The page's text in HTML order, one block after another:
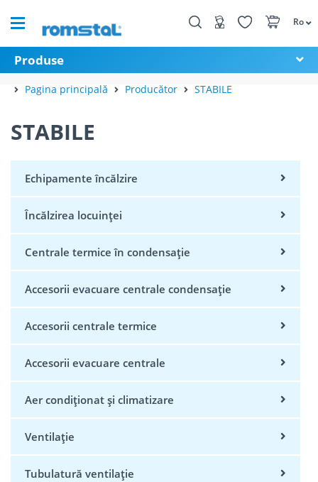
Ro
Produse
Pagina principală Producător STABILE
STABILE
Echipamente încălzire
Încălzirea locuinței
Centrale termice în condensație
Accesorii evacuare centrale condensație
Accesorii centrale termice
Accesorii evacuare centrale
Aer condiționat și climatizare
Ventilație
Tubulatură ventilație